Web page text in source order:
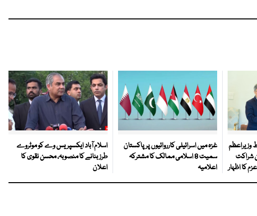
شراکت
کا اظہار
غزہ میں اسرائیلی کارروائیوں پر پاکستان
سمیت 8 اسلامی ممالک کا مشترکہ
اعلامیہ
اسلام آباد ایکسپریس وے کو موٹروے
طرز بنانے کا منصوبہ، محسن نقوی کا
اعلان